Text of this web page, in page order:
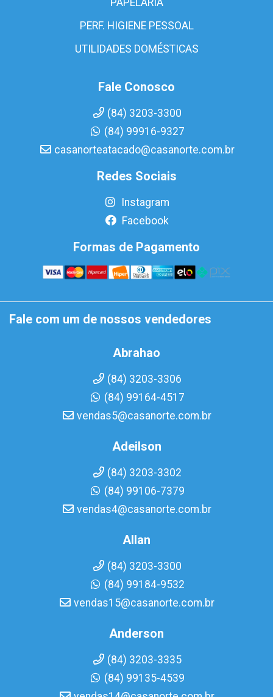
PAPELARIA
PERF. HIGIENE PESSOAL
UTILIDADES DOMÉSTICAS
Fale Conosco
(84) 3203-3300
(84) 99916-9327
casanorteatacado@casanorte.com.br
Redes Sociais
Instagram
Facebook
Formas de Pagamento
Fale com um de nossos vendedores
Abrahao
(84) 3203-3306
(84) 99164-4517
vendas5@casanorte.com.br
Adeilson
(84) 3203-3302
(84) 99106-7379
vendas4@casanorte.com.br
Allan
(84) 3203-3300
(84) 99184-9532
vendas15@casanorte.com.br
Anderson
(84) 3203-3335
(84) 99135-4539